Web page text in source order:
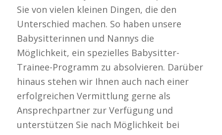
Sie von vielen kleinen Dingen, die den
Unterschied machen. So haben unsere
Babysitterinnen und Nannys die
Möglichkeit, ein spezielles Babysitter-
Trainee-Programm zu absolvieren. Darüber
hinaus stehen wir Ihnen auch nach einer
erfolgreichen Vermittlung gerne als
Ansprechpartner zur Verfügung und
unterstützen Sie nach Möglichkeit bei